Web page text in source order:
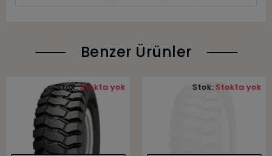
Benzer Ürünler
Stok:Stokta yok Stok:Stokta yok